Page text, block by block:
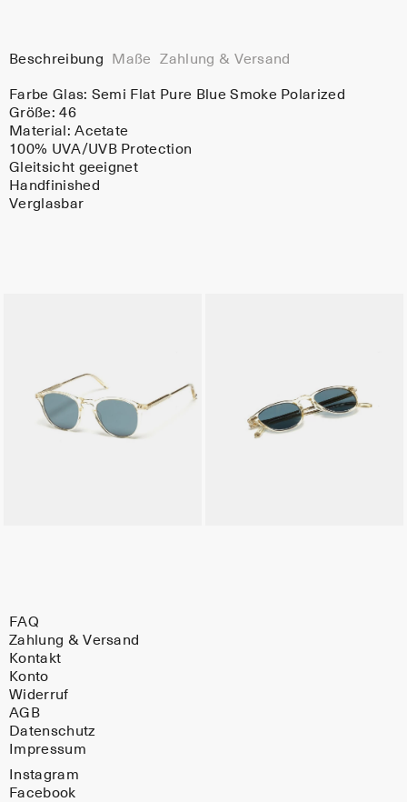
Beschreibung Maße Zahlung & Versand
Farbe Glas: Semi Flat Pure Blue Smoke Polarized
Größe: 46
Material:Acetate
100% UVA/UVB Protection
Gleitsicht geeignet
Handfinished
Verglasbar
FAQ
Zahlung & Versand
Kontakt
Konto
Widerruf
AGB
Datenschutz
Impressum
Instagram
Facebook